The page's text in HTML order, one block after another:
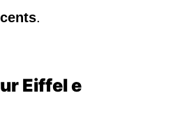
.
Eiffel e